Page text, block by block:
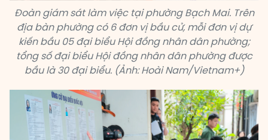
Đoàn giám sát làm việc tại phường Bạch Mai. Trên
địa bàn phường có 6 đơn vị bầu cử, mỗi đơn vị dự
kiến bầu 05 đại biểu Hội đồng nhân dân phường;
tổng số đại biểu Hội đồng nhân dân phường được
bầu là 30 đại biểu. (Ảnh: Hoài Nam/Vietnam+)